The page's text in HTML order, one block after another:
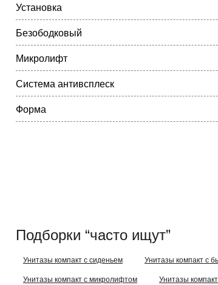
Установка
Безободковый
Микролифт
Система антивсплеск
Форма
Подборки “часто ищут”
Унитазы компакт с сиденьем Унитазы компакт с
Унитазы компакт с микролифтом Унитазы